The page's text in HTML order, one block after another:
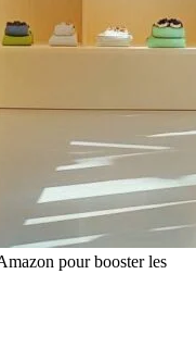
pour booster les